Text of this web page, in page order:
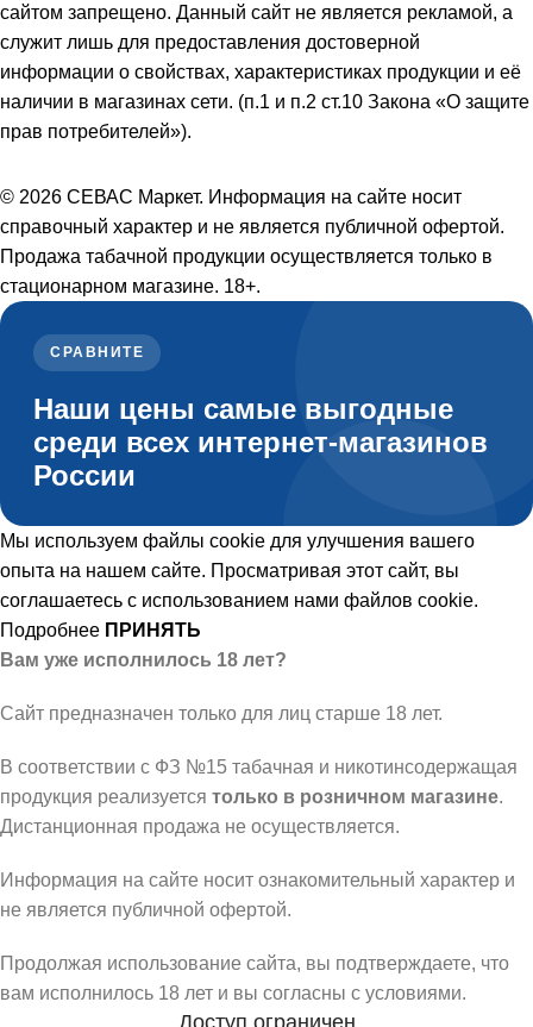
сайтом запрещено. Данный сайт не является рекламой, а
служит лишь для предоставления достоверной
информации о свойствах, характеристиках продукции и её
наличии в магазинах сети. (п.1 и п.2 ст.10 Закона «О защите
прав потребителей»).
© 2026 СЕВАС Маркет. Информация на сайте носит
справочный характер и не является публичной офертой.
Продажа табачной продукции осуществляется только в
стационарном магазине. 18+.
СРАВНИТЕ
Наши цены самые выгодные
среди всех интернет-магазинов
России
Мы используем файлы cookie для улучшения вашего
опыта на нашем сайте. Просматривая этот сайт, вы
соглашаетесь с использованием нами файлов cookie.
Подробнее ПРИНЯТЬ
Вам уже исполнилось 18 лет?
Сайт предназначен только для лиц старше 18 лет.
В соответствии с ФЗ №15 табачная и никотинсодержащая
продукция реализуется только в розничном магазине.
Дистанционная продажа не осуществляется.
Информация на сайте носит ознакомительный характер и
не является публичной офертой.
Продолжая использование сайта, вы подтверждаете, что
вам исполнилось 18 лет и вы согласны с условиями.
Доступ ограничен